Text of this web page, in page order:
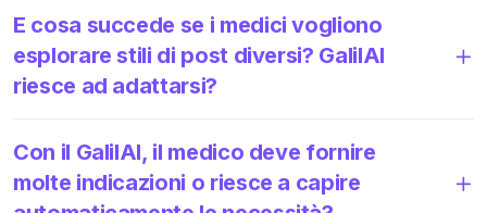
E cosa succede se i medici vogliono
esplorare stili di post diversi? GalilAI
riesce ad adattarsi?
Con il GalilAI, il medico deve fornire
molte indicazioni o riesce a capire